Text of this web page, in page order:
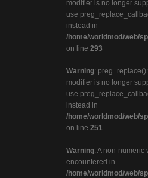
modifier is no longer
use
instead in
/home/worldmod/web/
on line 293
Warning:
modifier is no longer
use
instead in
/home/worldmod/web/
on line 251
Warning: A non-numeric
encountered in
/home/worldmod/web/